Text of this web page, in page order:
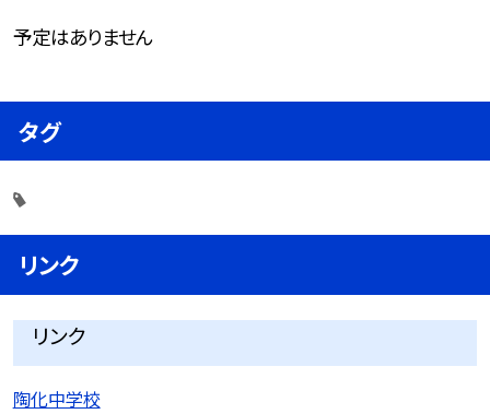
予定はありません
タグ
リンク
リンク
陶化中学校